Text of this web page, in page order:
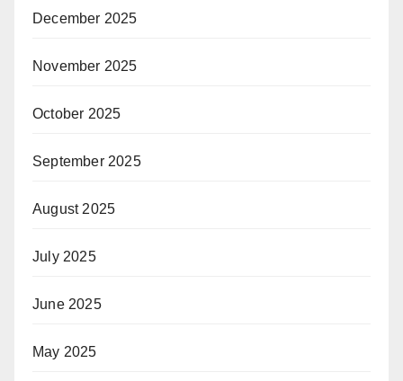
December 2025
November 2025
October 2025
September 2025
August 2025
July 2025
June 2025
May 2025